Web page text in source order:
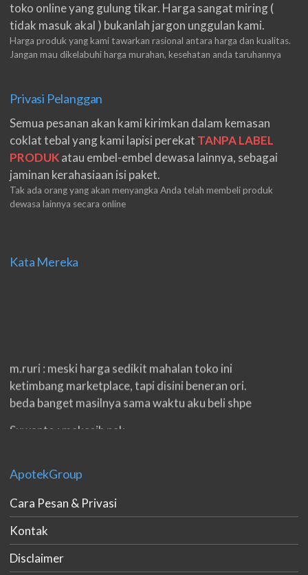
toko online yang gulung tikar. Harga sangat miring (
tidak masuk akal ) bukanlah jargon unggulan kami.
Harga produk yang kami tawarkan rasional antara harga dan kualitas.
Jangan mau dikelabuhi harga murahan, kesehatan anda taruhannya
Privasi Pelanggan
Semua pesanan akan kami kirimkan dalam kemasan
coklat tebal yang kami lapisi perekat TANPA LABEL
PRODUKatau embel-embel dewasa lainnya, sebagai
jaminan kerahasiaan isi paket.
Tak ada orang yang akan menyangka Anda telah membeli produk
dewasa lainnya secara online
Kata Mereka
m.ruri : meski harga sedikit mahalan toko ini
ketimbang marketplace, tapi disini beneran ori.
beda banget masilnya sama waktu aku beli shpe
Suwanto : makasih pak.
double. beneran sama sekali tidak ada nama
eko padang : ko brang udh sampek, kan bru 2 hri
gan. cpet bgt
h.dzowi : ampuh mas kamu punya viagra, saya
ApotekGroup
Cara Pesan & Privasi
Kontak
Disclaimer